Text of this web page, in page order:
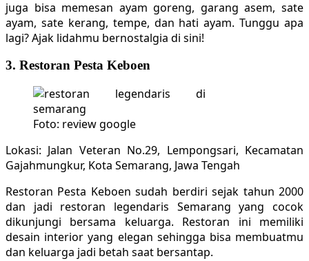
juga bisa memesan ayam goreng, garang asem, sate
ayam, sate kerang, tempe, dan hati ayam. Tunggu apa
lagi? Ajak lidahmu bernostalgia di sini!
3. Restoran Pesta Keboen
Foto: review google
Lokasi: Jalan Veteran No.29, Lempongsari, Kecamatan
Gajahmungkur, Kota Semarang, Jawa Tengah
Restoran Pesta Keboen sudah berdiri sejak tahun 2000
dan jadi restoran legendaris Semarang yang cocok
dikunjungi bersama keluarga. Restoran ini memiliki
desain interior yang elegan sehingga bisa membuatmu
dan keluarga jadi betah saat bersantap.